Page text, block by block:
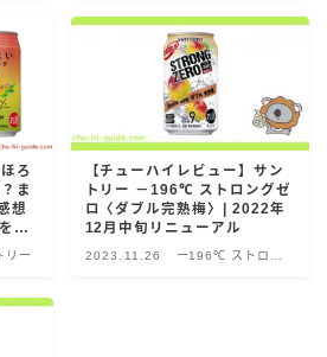
ァー
ングゼロ
ろ
ま
想
総
リー
【チューハイレビュー】サン
トリー －196℃ ストロングゼ
ロ〈ダブル完熟梅〉| 2022年
12月中旬リニューアル
2023.11.26
ー196℃ ストロン